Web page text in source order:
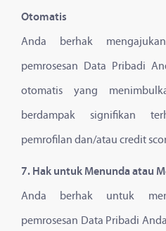
Otomatis
Anda berhak
pemrosesan Data Pribadi
otomatis yang
berdampak signifikan
pemrofilan dan/atau credit
7. Hak untuk Menunda atau
Anda berhak untuk
pemrosesan Data Pribadi